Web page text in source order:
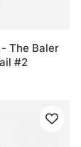
The Baler
#2